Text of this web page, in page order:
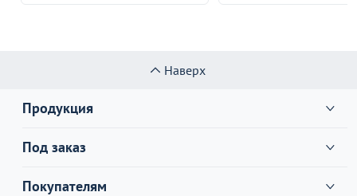
Наверх
Продукция
Под заказ
Покупателям